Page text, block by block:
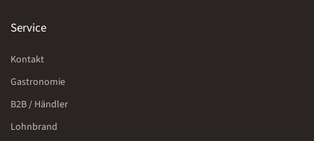
Service
Kontakt
Gastronomie
B2B / Händler
Lohnbrand